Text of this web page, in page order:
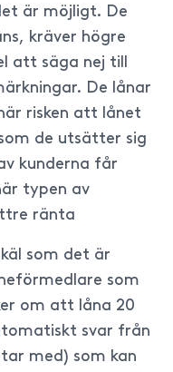
är möjligt. De
kräver högre
att säga nej till
De lånar
risken att lånet
de utsätter sig
kunderna får
typen av
ränta
som det är
som
om att låna 20
svar från
med) som kan